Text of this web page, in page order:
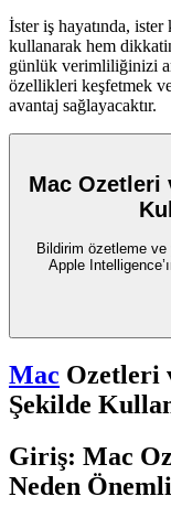
İster iş hayatında,
kullanarak hem
günlük verimliliğinizi
özellikleri keşfetmek
avantaj sağlayacaktır.
Mac
Bildirim özetleme
Apple
Mac Ozetleri
Şekilde
Giriş: Mac
Neden